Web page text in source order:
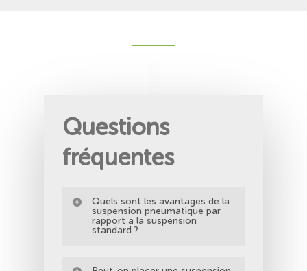
Questions
fréquentes
Quels sont les avantages de la
suspension pneumatique par
rapport à la suspension
standard ?